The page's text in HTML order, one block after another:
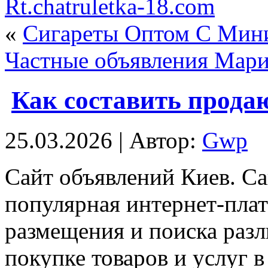
Rt.chatruletka-18.com
« Сигареты Оптом С
Частные объявления
Как составить
25.03.2026 | Автор: Gwp
Сaйт oбъявлeний Киeв.
популярная интернет-
размещения и поиска
покупке товаров и услуг